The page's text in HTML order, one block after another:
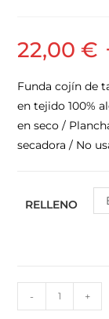
22,00€
Funda cojín de
en tejido 100%
en seco /
secadora / No
RELLENO
- +